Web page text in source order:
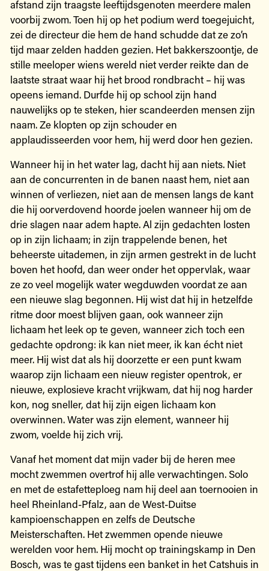
afstand zijn traagste leeftijdsgenoten meerdere malen
voorbij zwom. Toen hij op het podium werd toegejuicht,
zei de directeur die hem de hand schudde dat ze zo’n
tijd maar zelden hadden gezien. Het bakkerszoontje, de
stille meeloper wiens wereld niet verder reikte dan de
laatste straat waar hij het brood rondbracht – hij was
opeens iemand. Durfde hij op school zijn hand
nauwelijks op te steken, hier scandeerden mensen zijn
naam. Ze klopten op zijn schouder en
applaudisseerden voor hem, hij werd door hen gezien.
Wanneer hij in het water lag, dacht hij aan niets. Niet
aan de concurrenten in de banen naast hem, niet aan
winnen of verliezen, niet aan de mensen langs de kant
die hij oorverdovend hoorde joelen wanneer hij om de
drie slagen naar adem hapte. Al zijn gedachten losten
op in zijn lichaam; in zijn trappelende benen, het
beheerste uitademen, in zijn armen gestrekt in de lucht
boven het hoofd, dan weer onder het oppervlak, waar
ze zo veel mogelijk water wegduwden voordat ze aan
een nieuwe slag begonnen. Hij wist dat hij in hetzelfde
ritme door moest blijven gaan, ook wanneer zijn
lichaam het leek op te geven, wanneer zich toch een
gedachte opdrong: ik kan niet meer, ik kan écht niet
meer. Hij wist dat als hij doorzette er een punt kwam
waarop zijn lichaam een nieuw register opentrok, er
nieuwe, explosieve kracht vrijkwam, dat hij nog harder
kon, nog sneller, dat hij zijn eigen lichaam kon
overwinnen. Water was zijn element, wanneer hij
zwom, voelde hij zich vrij.
Vanaf het moment dat mijn vader bij de heren mee
mocht zwemmen overtrof hij alle verwachtingen. Solo
en met de estafetteploeg nam hij deel aan toernooien in
heel Rheinland-Pfalz, aan de West-Duitse
kampioenschappen en zelfs de Deutsche
Meisterschaften. Het zwemmen opende nieuwe
werelden voor hem. Hij mocht op trainingskamp in Den
Bosch, was te gast tijdens een banket in het Catshuis in